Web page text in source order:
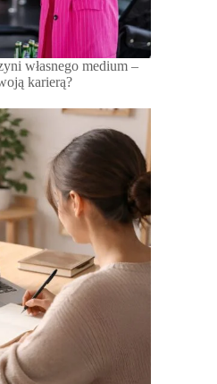
własnego medium –
karierą?